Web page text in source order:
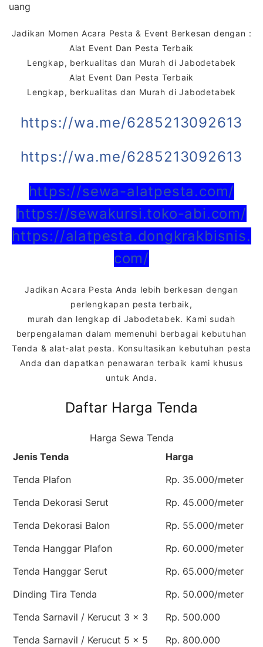
uang
Jadikan Momen Acara Pesta & Event Berkesan dengan :
Alat Event Dan Pesta Terbaik
Lengkap, berkualitas dan Murah di Jabodetabek
Alat Event Dan Pesta Terbaik
Lengkap, berkualitas dan Murah di Jabodetabek
https://wa.me/6285213092613
https://wa.me/6285213092613
https://sewa-alatpesta.com/
https://sewakursi.toko-abi.com/
https://alatpesta.dongkrakbisnis.
com/
Jadikan Acara Pesta Anda lebih berkesan dengan
perlengkapan pesta terbaik,
murah dan lengkap di Jabodetabek. Kami sudah
berpengalaman dalam memenuhi berbagai kebutuhan
Tenda & alat-alat pesta. Konsultasikan kebutuhan pesta
Anda dan dapatkan penawaran terbaik kami khusus
untuk Anda.
Daftar Harga Tenda
Harga Sewa Tenda
Jenis Tenda
Harga
Tenda Plafon
Rp. 35.000/meter
Tenda Dekorasi Serut
Rp. 45.000/meter
Tenda Dekorasi Balon
Rp. 55.000/meter
Tenda Hanggar Plafon
Rp. 60.000/meter
Tenda Hanggar Serut
Rp. 65.000/meter
Dinding Tira Tenda
Rp. 50.000/meter
Tenda Sarnavil / Kerucut 3 x 3
Rp. 500.000
Tenda Sarnavil / Kerucut 5 x 5
Rp. 800.000